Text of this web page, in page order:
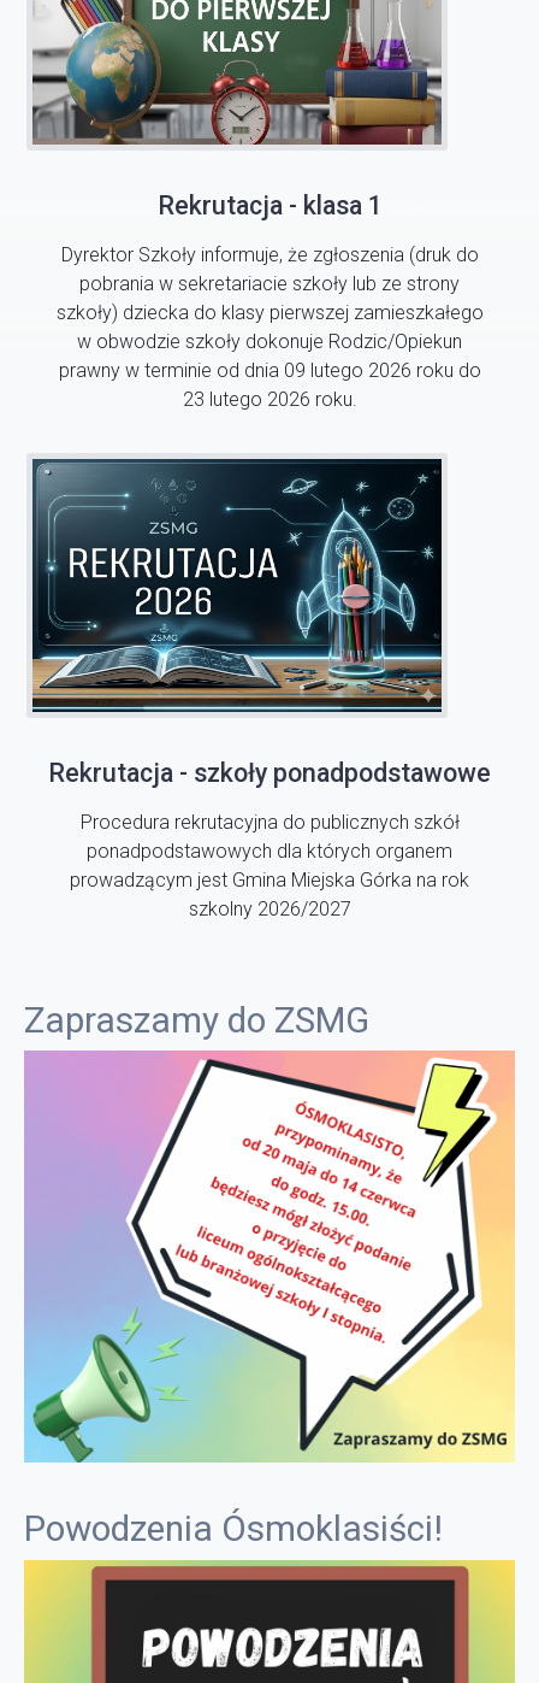
Rekrutacja - klasa 1
Dyrektor Szkoły informuje, że zgłoszenia (druk do
pobrania w sekretariacie szkoły lub ze strony
szkoły) dziecka do klasy pierwszej zamieszkałego
w obwodzie szkoły dokonuje Rodzic/Opiekun
prawny w terminie od dnia 09 lutego 2026 roku do
23 lutego 2026 roku.
Rekrutacja - szkoły ponadpodstawowe
Procedura rekrutacyjna do publicznych szkół
ponadpodstawowych dla których organem
prowadzącym jest Gmina Miejska Górka na rok
szkolny 2026/2027
Zapraszamy do ZSMG
Powodzenia Ósmoklasiści!